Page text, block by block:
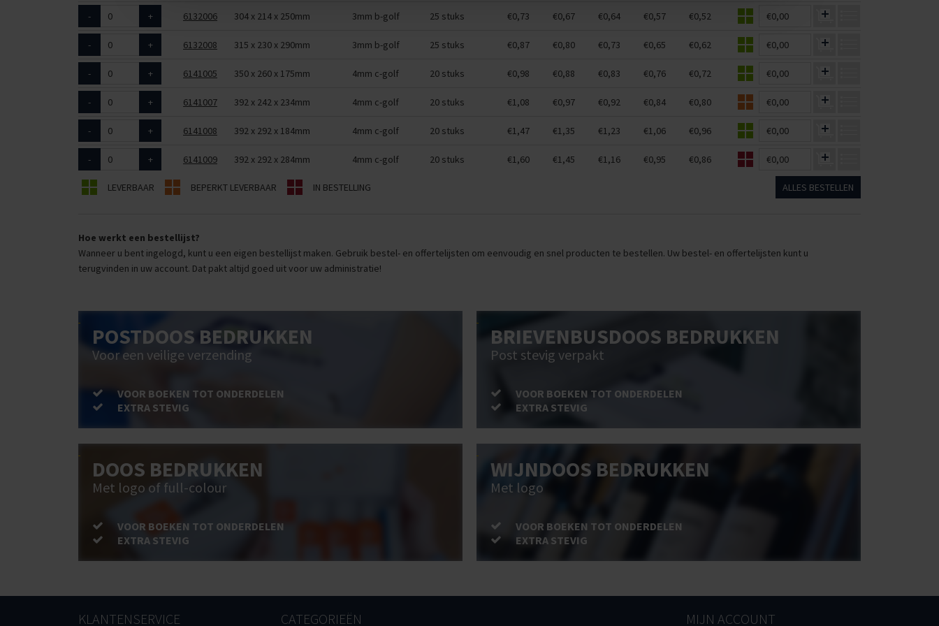
- + 6132006 304 x 214 x 250mm 3mm b-golf 25 stuks €0,73 €0,67 €0,64 €0,57 €0,52 €0,00
- + 6132008 315 x 230 x 290mm 3mm b-golf 25 stuks €0,87 €0,80 €0,73 €0,65 €0,62 €0,00
- + 6141005 350 x 260 x 175mm 4mm c-golf 20 stuks €0,98 €0,88 €0,83 €0,76 €0,72 €0,00
- + 6141007 392 x 242 x 234mm 4mm c-golf 20 stuks €1,08 €0,97 €0,92 €0,84 €0,80 €0,00
- + 6141008 392 x 292 x 184mm 4mm c-golf 20 stuks €1,47 €1,35 €1,23 €1,06 €0,96 €0,00
- + 6141009 392 x 292 x 284mm 4mm c-golf 20 stuks €1,60 €1,45 €1,16 €0,95 €0,86 €0,00
LEVERBAAR BEPERKT LEVERBAAR IN BESTELLING ALLES BESTELLEN
Hoe werkt een bestellijst?
Wanneer u bent ingelogd, kunt u een eigen bestellijst maken. Gebruik bestel- en offertelijsten om eenvoudig en snel producten te bestellen. Uw bestel- en offertelijsten kunt u
terugvinden in uw account. Dat pakt altijd goed uit voor uw administratie!
POSTDOOS BEDRUKKEN
Voor een veilige verzending
VOOR BOEKEN TOT ONDERDELEN
EXTRA STEVIG
BRIEVENBUSDOOS BEDRUKKEN
Post stevig verpakt
VOOR BOEKEN TOT ONDERDELEN
EXTRA STEVIG
DOOS BEDRUKKEN
Met logo of full-colour
VOOR BOEKEN TOT ONDERDELEN
EXTRA STEVIG
WIJNDOOS BEDRUKKEN
Met logo
VOOR BOEKEN TOT ONDERDELEN
EXTRA STEVIG
KLANTENSERVICE CATEGORIEËN MIJN ACCOUNT